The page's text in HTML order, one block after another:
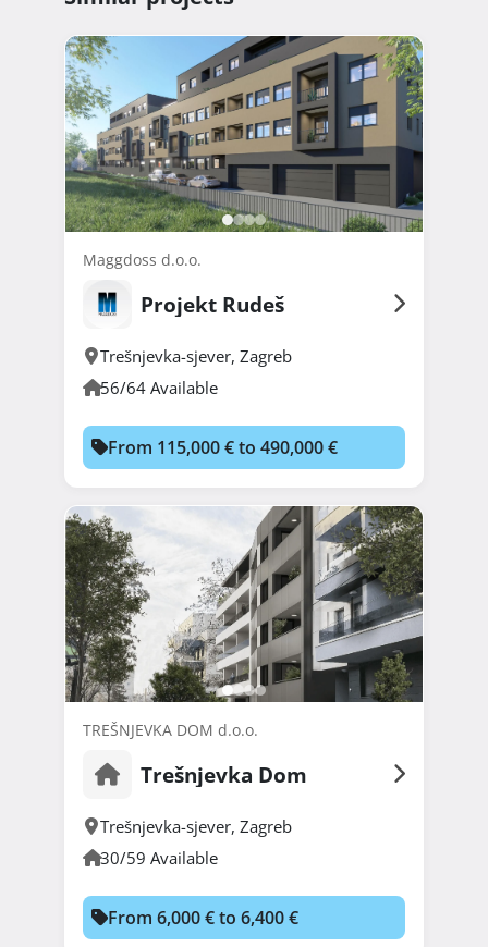
Maggdoss d.o.o.
Projekt Rudeš
Trešnjevka-sjever, Zagreb
56/64 Available
From 115,000 € to 490,000 €
TREŠNJEVKA DOM d.o.o.
Trešnjevka Dom
Trešnjevka-sjever, Zagreb
30/59 Available
From 6,000 € to 6,400 €